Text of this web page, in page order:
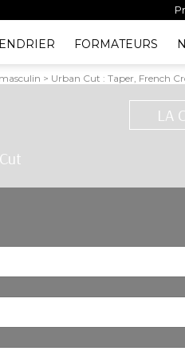
FORMATEURS
> Urban Cut : Taper, French
LA